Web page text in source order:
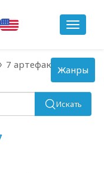
Toggle
7 артефактов
Искать
Toggle
navigation
Жанры